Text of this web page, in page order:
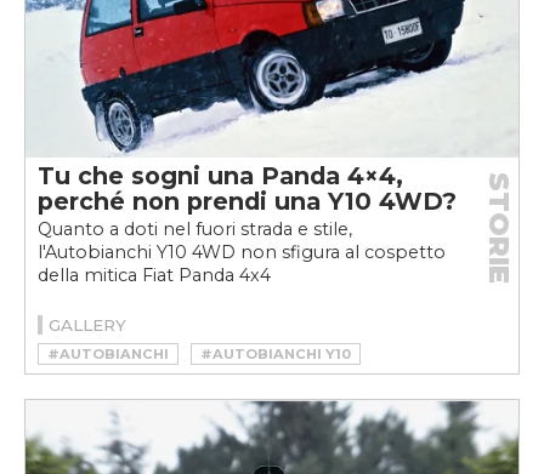
Tu che sogni una Panda 4×4,
perché non prendi una Y10 4WD?
Quanto a doti nel fuori strada e stile,
l'Autobianchi Y10 4WD non sfigura al cospetto
della mitica Fiat Panda 4x4
STORIE
GALLERY
#AUTOBIANCHI
#AUTOBIANCHI Y10
#AUTOBIANCHI Y10 4WD